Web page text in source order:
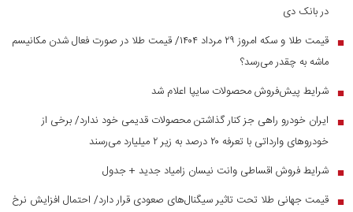
در بانک دی
■
قیمت طلا و سکه امروز ۲۹ مرداد ۱۴۰۴/ قیمت طلا در صورت فعال شدن مکانیسم
ماشه به چقدر می‌رسد؟
■ شرایط پیش‌فروش محصولات سایپا اعلام شد
■
ایران خودرو راهی جز کنار گذاشتن محصولات قدیمی خود ندارد/ برخی از
خودرو‌های وارداتی با تعرفه ۲۰ درصد به زیر ۲ میلیارد می‌رسند
■ شرایط فروش اقساطی وانت نیسان زامیاد جدید + جدول
■ قیمت جهانی طلا تحت تاثیر سیگنال‌های صعودی قرار دارد/ احتمال افزایش نرخ